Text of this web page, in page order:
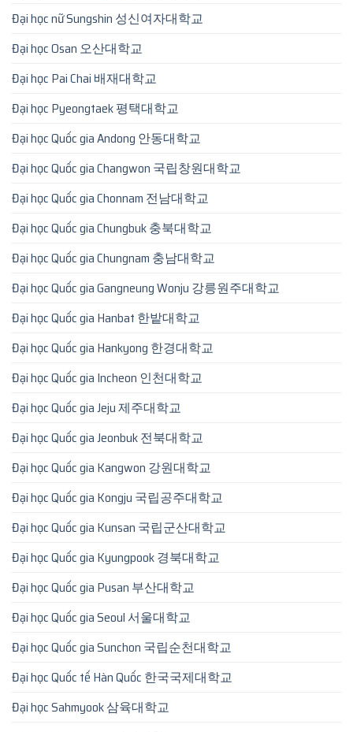
Đại học nữ Sungshin 성신여자대학교
Đại học Osan 오산대학교
Đại học Pai Chai 배재대학교
Đại học Pyeongtaek 평택대학교
Đại học Quốc gia Andong 안동대학교
Đại học Quốc gia Changwon 국립창원대학교
Đại học Quốc gia Chonnam 전남대학교
Đại học Quốc gia Chungbuk 충북대학교
Đại học Quốc gia Chungnam 충남대학교
Đại học Quốc gia Gangneung Wonju 강릉원주대학교
Đại học Quốc gia Hanbat 한밭대학교
Đại học Quốc gia Hankyong 한경대학교
Đại học Quốc gia Incheon 인천대학교
Đại học Quốc gia Jeju 제주대학교
Đại học Quốc gia Jeonbuk 전북대학교
Đại học Quốc gia Kangwon 강원대학교
Đại học Quốc gia Kongju 국립공주대학교
Đại học Quốc gia Kunsan 국립군산대학교
Đại học Quốc gia Kyungpook 경북대학교
Đại học Quốc gia Pusan 부산대학교
Đại học Quốc gia Seoul 서울대학교
Đại học Quốc gia Sunchon 국립순천대학교
Đại học Quốc tế Hàn Quốc 한국국제대학교
Đại học Sahmyook 삼육대학교